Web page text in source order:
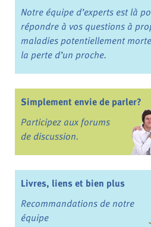
Notre équipe d’experts est là
répondre à vos questions à
maladies potentiellement
la perte d’un proche.
Simplement envie de parler?
Participez aux forums
de discussion.
Livres, liens et bien plus
Recommandations de notre
équipe